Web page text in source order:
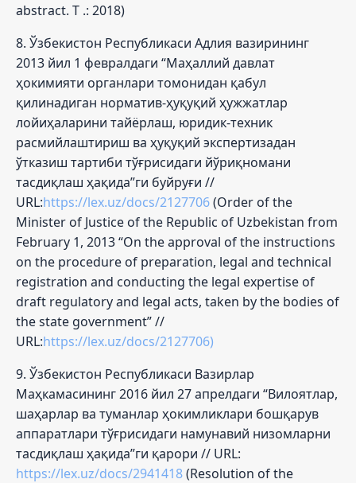
abstract. T .: 2018)
8. Ўзбекистон Республикаси Адлия вазирининг
2013 йил 1 февралдаги “Маҳаллий давлат
ҳокимияти органлари томонидан қабул
қилинадиган норматив-ҳуқуқий ҳужжатлар
лойиҳаларини тайёрлаш, юридик-техник
расмийлаштириш ва ҳуқуқий экспертизадан
ўтказиш тартиби тўғрисидаги йўриқномани
тасдиқлаш ҳақида”ги буйруғи //
URL:https://lex.uz/docs/2127706(Order of the
Minister of Justice of the Republic of Uzbekistan from
February 1, 2013 “On the approval of the instructions
on the procedure of preparation, legal and technical
registration and conducting the legal expertise of
draft regulatory and legal acts, taken by the bodies of
the state government” //
URL:https://lex.uz/docs/2127706)
9. Ўзбекистон Республикаси Вазирлар
Маҳкамасининг 2016 йил 27 апрелдаги “Вилоятлар,
шаҳарлар ва туманлар ҳокимликлари бошқарув
аппаратлари тўғрисидаги намунавий низомларни
тасдиқлаш ҳақида”ги қарори // URL:
https://lex.uz/docs/2941418(Resolution of the